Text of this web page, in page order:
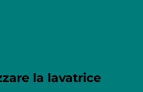
la lavatrice